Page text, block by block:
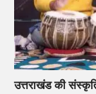
उत्तराखंड की